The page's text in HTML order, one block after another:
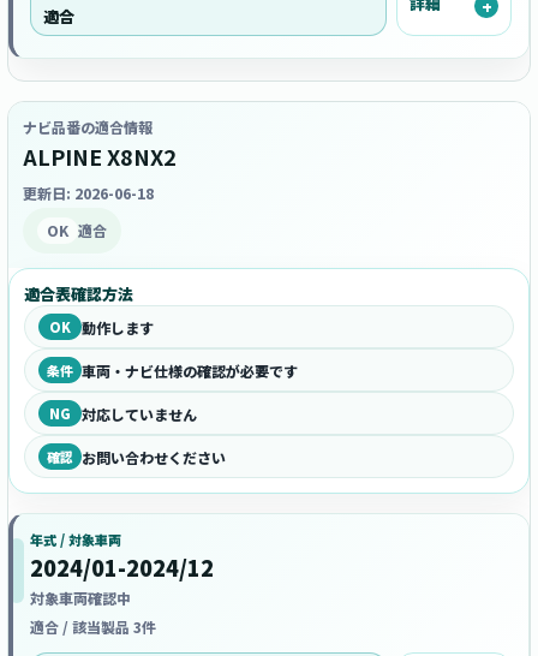
適合
ナビ品番の適合情報
ALPINE X8NX2
更新日: 2026-06-18
OK 適合
適合表確認方法
OK 動作します
条件 車両・ナビ仕様の確認が必要です
NG 対応していません
確認 お問い合わせください
年式 / 対象車両
2024/01-2024/12
対象車両確認中
適合 / 該当製品 3件